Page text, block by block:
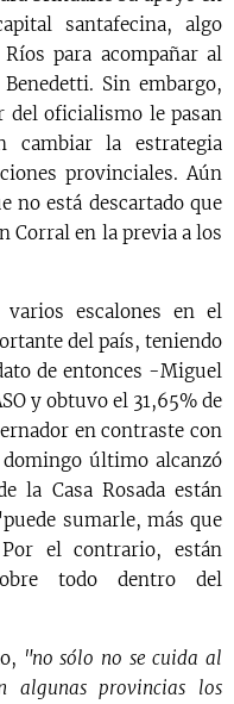
santafecina, algo
para acompañar al
Sin embargo,
del oficialismo le pasan
cambiar la estrategia
provinciales. Aún
no está descartado que
Corral en la previa a los
varios escalones en el
del país, teniendo
de entonces -Miguel
y obtuvo el 31,65% de
en contraste con
último alcanzó
la Casa Rosada están
sumarle, más que
el contrario, están
todo dentro del
"no sólo no se cuida al
algunas provincias los